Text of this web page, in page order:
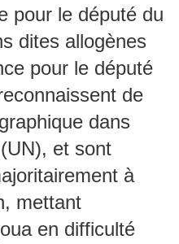
pour le député du
dites allogènes
pour le député
de
dans
et sont
à
mettant
en difficulté